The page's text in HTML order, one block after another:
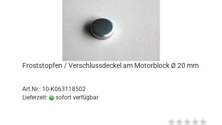
Froststopfen / Verschlussdeckel am Motorblock Ø 20 mm
Art.Nr.: 10-K063118502
Lieferzeit:
sofort verfügbar